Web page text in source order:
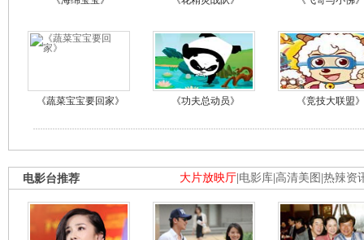
《蔬菜宝宝要回家》 《功夫总动员》 《竞技大联盟》
大片放映厅 电影库 高清美图 热辣资
电影台推荐